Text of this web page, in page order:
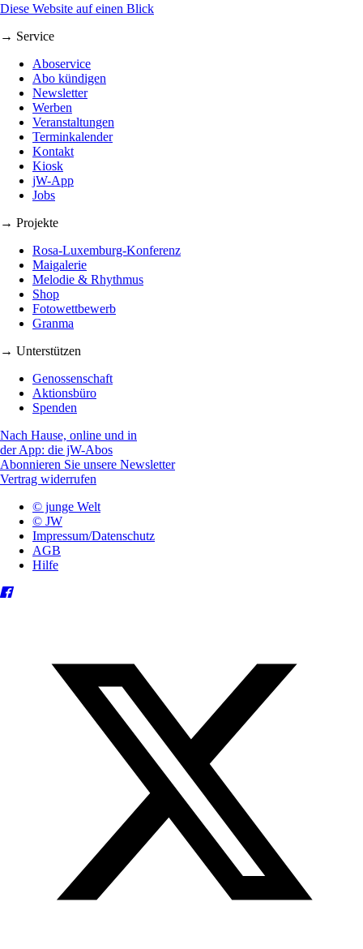
Diese Website auf einen Blick
→ Service
Aboservice
Abo kündigen
Newsletter
Werben
Veranstaltungen
Terminkalender
Kontakt
Kiosk
jW-App
Jobs
→ Projekte
Rosa-Luxemburg-Konferenz
Maigalerie
Melodie & Rhythmus
Shop
Fotowettbewerb
Granma
→ Unterstützen
Genossenschaft
Aktionsbüro
Spenden
Nach Hause, online und in
der App: die jW-Abos
Abonnieren Sie unsere Newsletter
Vertrag widerrufen
© junge Welt
© JW
Impressum/Datenschutz
AGB
Hilfe